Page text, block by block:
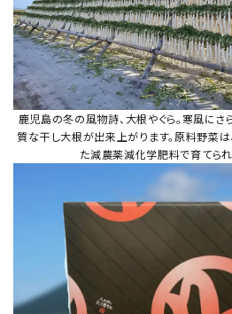
鹿児島の冬の風物詩、大根やぐら。寒風にさ
質な干し大根が出来上がります。原料野菜
た減農薬減化学肥料で育てられ